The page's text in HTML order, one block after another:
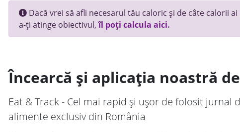
Dacă vrei să afli necesarul tău caloric și de câte calorii
a-ți atinge obiectivul,îl poți calcula aici.
Încearcă și aplicația noastră
Eat & Track - Cel mai rapid și ușor de folosit jurnal
alimente exclusiv din România